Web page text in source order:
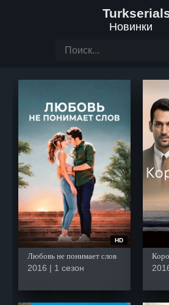
Новинки
HD
Любовь не понимает слов
2016 | 1 сезон